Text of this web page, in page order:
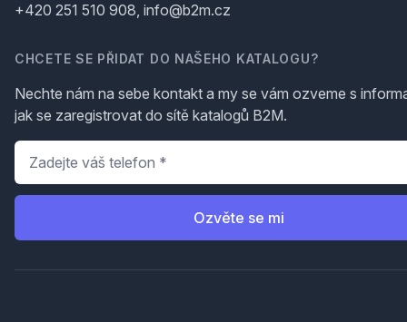
+420 251 510 908, info@b2m.cz
CHCETE SE PŘIDAT DO NAŠEHO KATALOGU?
Nechte nám na sebe kontakt a my se vám ozveme s
jak se zaregistrovat do sítě katalogů B2M.
Telefon
Ozvěte se mi